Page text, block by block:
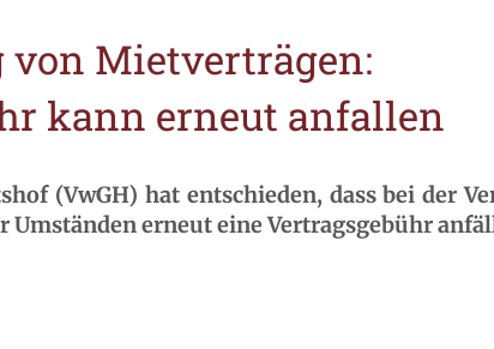
von Mietverträgen:
kann erneut anfallen
(VwGH) hat entschieden, dass bei der
Umständen erneut eine Vertragsgebühr